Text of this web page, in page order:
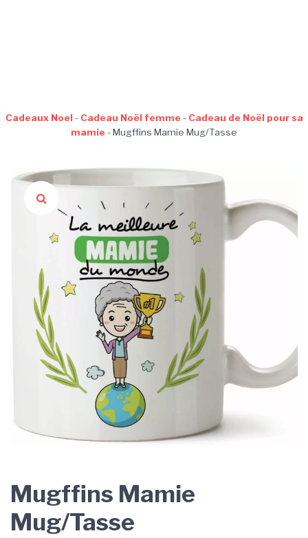
Cadeaux Noel - Cadeau Noël femme - Cadeau de Noël pour sa
mamie -Mugffins Mamie Mug/Tasse
Mugffins Mamie
Mug/Tasse